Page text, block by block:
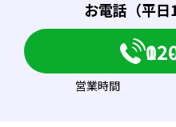
お電話（平日
営業時間